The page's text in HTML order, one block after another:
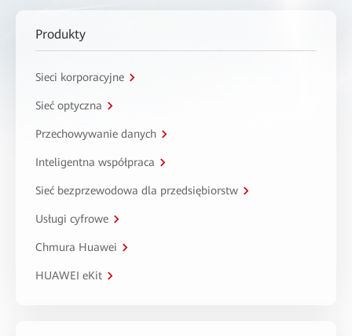
Produkty
Sieci korporacyjne
Sieć optyczna
Przechowywanie danych
Inteligentna współpraca
Sieć bezprzewodowa dla przedsiębiorstw
Usługi cyfrowe
Chmura Huawei
HUAWEI eKit